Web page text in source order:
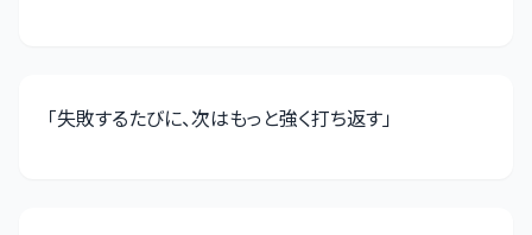
「失敗するたびに、次はもっと強く打ち返す」